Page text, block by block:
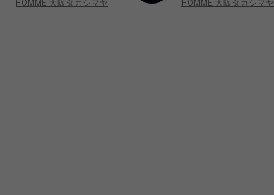
HOMME 大阪タカシマヤ
HOMME 大阪タカシマヤ